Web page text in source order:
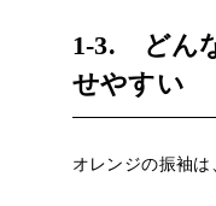
1-3. どん
せやすい
オレンジの振袖は